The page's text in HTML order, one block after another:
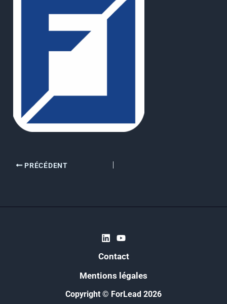
PRÉCÉDENT
Contact
Mentions légales
Copyright © ForLead 2026